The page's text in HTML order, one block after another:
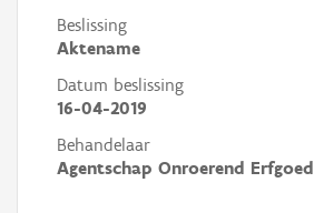
Beslissing
Aktename
Datum beslissing
16-04-2019
Behandelaar
Agentschap Onroerend Erfgoed